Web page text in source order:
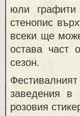
юли
стенопис
всеки ще
остава част
сезон.
заведения в
розовия